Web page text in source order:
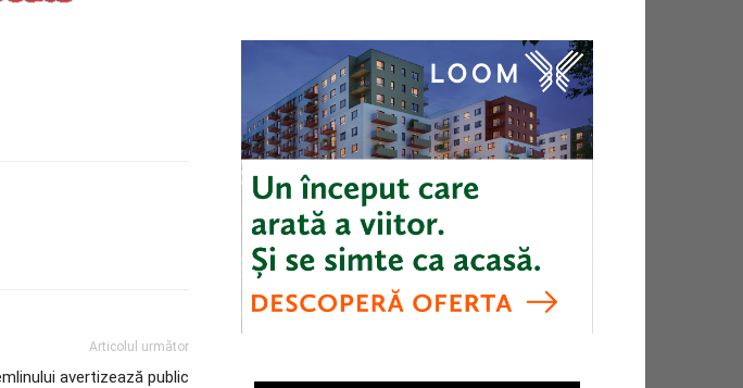
Articolul următor
avertizează public